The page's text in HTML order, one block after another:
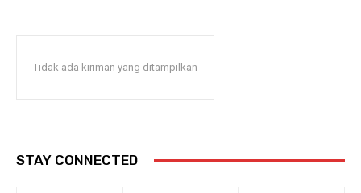
Tidak ada kiriman yang ditampilkan
STAY CONNECTED